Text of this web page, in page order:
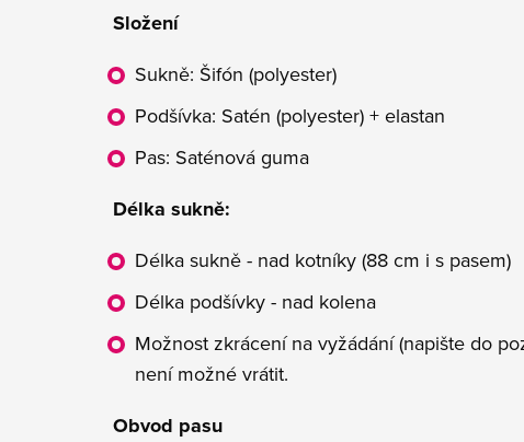
Složení
Sukně: Šifón (polyester)
Podšívka: Satén (polyester) + elastan
Pas: Saténová guma
Délka sukně:
Délka sukně - nad kotníky (88 cm i s pasem)
Délka podšívky - nad kolena
Možnost zkrácení na vyžádání (napište do
není možné vrátit.
Obvod pasu